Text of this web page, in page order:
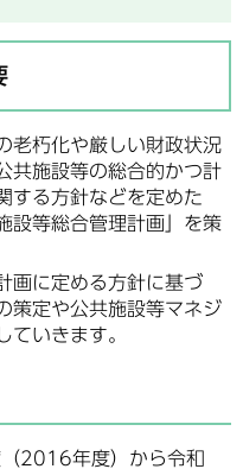
老朽化や厳しい財政状況
共施設等の総合的かつ計
する方針などを定めた
設等総合管理計画」を策
画に定める方針に基づ
策定や公共施設等マネジ
ていきます。
2016年度）から令和